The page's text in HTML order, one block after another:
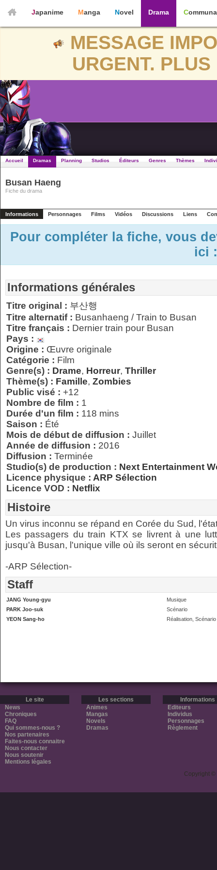
Japanime Manga Novel Drama
MESSAGE
URGENT.
Accueil Dramas Planning Studios Éditeurs Genres Thèmes
Busan Haeng
Fiche du drama
Informations Personnages Films Vidéos Discussions Liens
Pour compléter la fiche, vous
ici
Informations générales
Titre original : 부산행
Titre alternatif : Busanhaeng / Train to Busan
Titre français : Dernier train pour Busan
Pays :
Origine : Œuvre originale
Catégorie : Film
Genre(s) : Drame, Horreur, Thriller
Thème(s) : Famille, Zombies
Public visé : +12
Nombre de film : 1
Durée d'un film : 118 mins
Saison : Été
Mois de début de diffusion : Juillet
Année de diffusion : 2016
Diffusion : Terminée
Studio(s) de production : Next Entertainment
Licence physique : ARP Sélection
Licence VOD : Netflix
Histoire
Un virus inconnu se répand en Corée du Sud,
Les passagers du train KTX se livrent à une
jusqu'à Busan, l'unique ville où ils seront en
-ARP Sélection-
Staff
JANG Young-gyu
Musique
PARK Joo-suk
Scénario
YEON Sang-ho
Réalisation, Scénario
Le site
News
Chroniques
FAQ
Qui sommes-nous ?
Nos partenaires
Faites-nous connaitre
Nous contacter
Nous soutenir
Mentions légales
Les sections
Animes
Mangas
Novels
Dramas
Informations
Editeurs
Individus
Personnages
Règlement
Copyright ©